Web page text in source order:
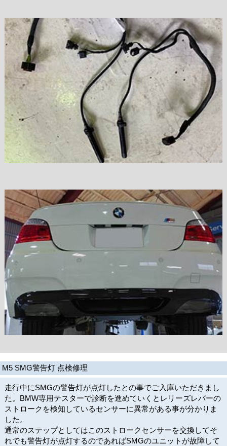
M5 SMG警告灯 点検修理
走行中にSMGの警告灯が点灯したとの事でご入庫いただきまし
た。BMW専用テスターで診断を進めていくとレリーズレバーの
ストロークを検知しているセンサーに異常がある事が分かりま
した。
通常のステップとしてはこのストロークセンサーを交換してそ
れでも警告灯が点灯するのであればSMGのユニットが故障して